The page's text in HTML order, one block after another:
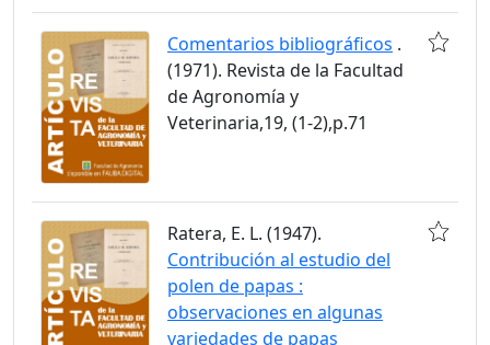
Comentarios bibliográficos .
(1971). Revista de la Facultad
de Agronomía y
Veterinaria,19, (1-2),p.71
Ratera, E. L. (1947).
Contribución al estudio del
polen de papas :
observaciones en algunas
variedades de papas